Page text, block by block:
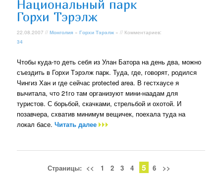
Национальный парк
Горхи Тэрэлж
22.08.2007 //Монголия »Горхи Тэрэлж » // Комментариев:
34
Чтобы куда-то деть себя из Улан Батора на день два, можно
съездить в Горхи Тэрэлж парк. Туда, где, говорят, родился
Чингиз Хан и где сейчас protected area. В гестхаусе я
вычитала, что 21го там организуют мини-наадам для
туристов. С борьбой, скачками, стрельбой и охотой. И
позавчера, схватив минимум вещичек, поехала туда на
локал басе.Читать далее
Страницы: << 1 2 3 4 5 6 >>